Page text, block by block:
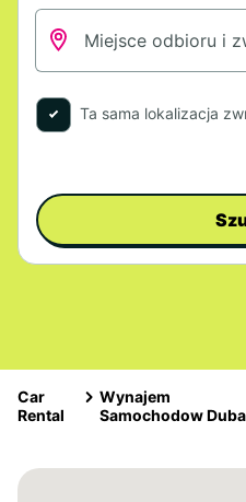
Ta sama lokalizacja
Car
Rental
Wynajem
Samochodow